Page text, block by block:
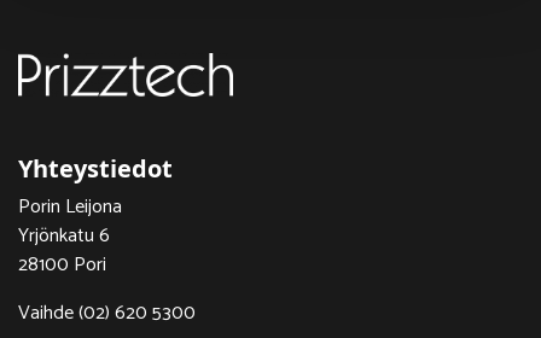
Yhteystiedot
Porin Leijona
Yrjönkatu 6
28100 Pori
Vaihde (02) 620 5300